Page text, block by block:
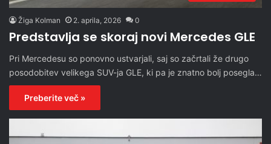
Žiga Kolman 2. aprila, 2026 0
Predstavlja se skoraj novi Mercedes GLE
Pri Mercedesu so ponovno ustvarjali, saj so začrtali že drugo
posodobitev velikega SUV-ja GLE, ki pa je znatno bolj posegla…
Preberite več »